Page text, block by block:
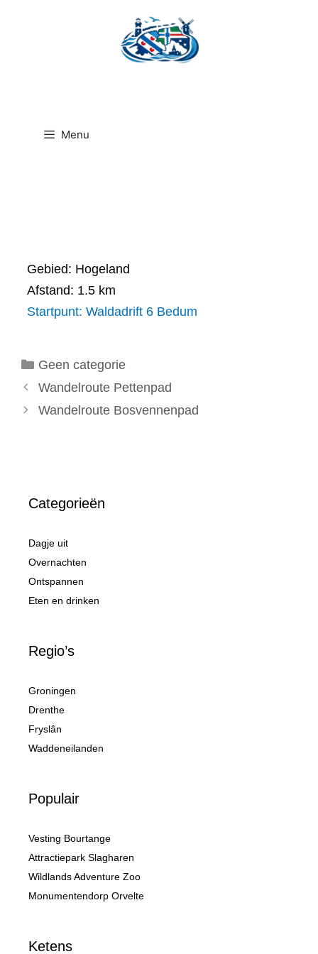
Menu
Gebied: Hogeland
Afstand: 1.5 km
Startpunt: Waldadrift 6 Bedum
Categorieën
Geen categorie
Wandelroute Pettenpad
Wandelroute Bosvennenpad
Categorieën
Dagje uit
Overnachten
Ontspannen
Eten en drinken
Regio’s
Groningen
Drenthe
Fryslân
Waddeneilanden
Populair
Vesting Bourtange
Attractiepark Slagharen
Wildlands Adventure Zoo
Monumentendorp Orvelte
Ketens